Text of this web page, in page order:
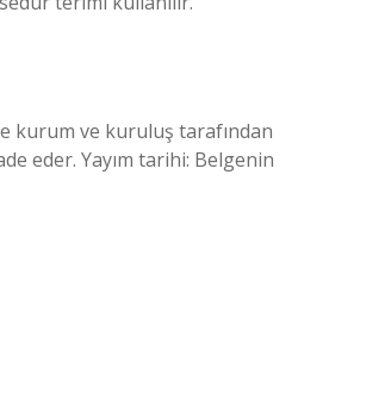
kurum ve kuruluş tarafından
eder. Yayım tarihi: Belgenin